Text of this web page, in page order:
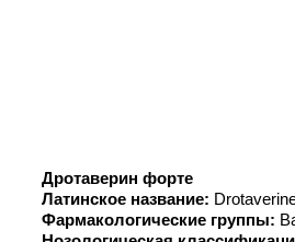
Дротаверин форте
Латинское название:
Фармакологические группы: